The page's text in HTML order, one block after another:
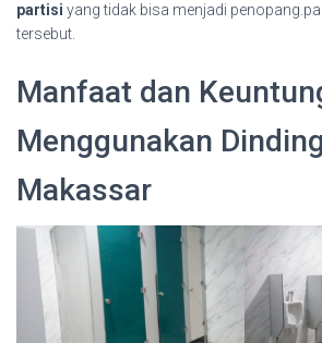
partisi yang tidak bisa menjadi
tersebut.
Manfaat dan
Menggunakan
Makassar